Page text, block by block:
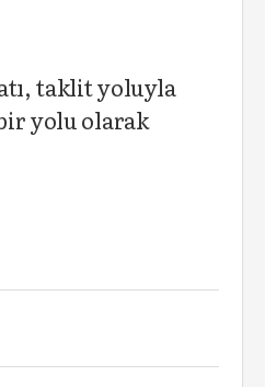
taklit yoluyla
yolu olarak